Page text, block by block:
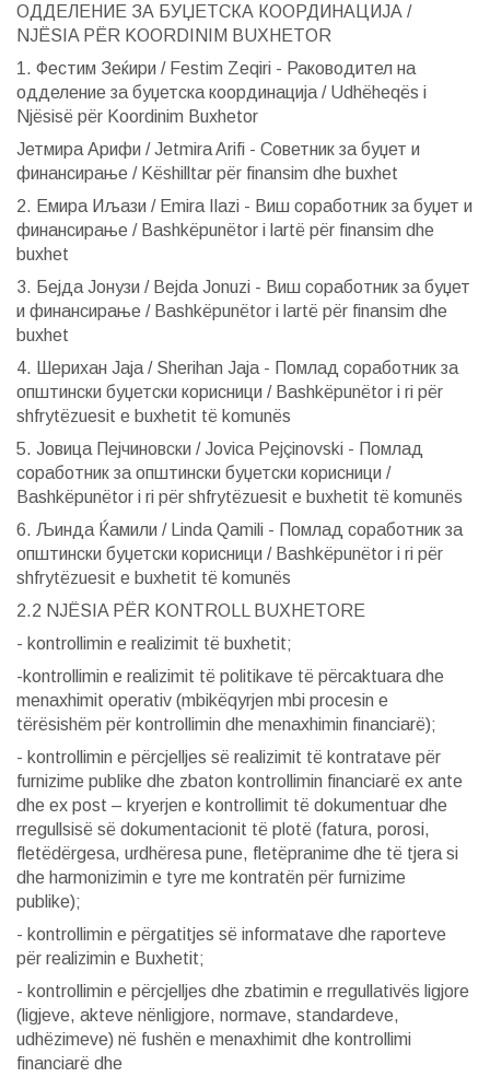
ОДДЕЛЕНИЕ ЗА БУЏЕТСКА КООРДИНАЦИЈА /
NJËSIA PËR KOORDINIM BUXHETOR
1. Фестим Зеќири / Festim Zeqiri - Раководител на
одделение за буџетска координација / Udhëheqës i
Njësisë për Koordinim Buxhetor
Јетмира Арифи / Jetmira Arifi - Советник за буџет и
финансирање / Këshilltar për finansim dhe buxhet
2. Емира Иљази / Emira Ilazi - Виш соработник за буџет и
финансирање / Bashkëpunëtor i lartë për finansim dhe
buxhet
3. Бејда Јонузи / Bejda Jonuzi - Виш соработник за буџет
и финансирање / Bashkëpunëtor i lartë për finansim dhe
buxhet
4. Шерихан Јаја / Sherihan Jaja - Помлад соработник за
општински буџетски корисници / Bashkëpunëtor i ri për
shfrytëzuesit e buxhetit të komunës
5. Јовица Пејчиновски / Jovica Pejçinovski - Помлад
соработник за општински буџетски корисници /
Bashkëpunëtor i ri për shfrytëzuesit e buxhetit të komunës
6. Љинда Ќамили / Linda Qamili - Помлад соработник за
општински буџетски корисници / Bashkëpunëtor i ri për
shfrytëzuesit e buxhetit të komunës
2.2 NJËSIA PËR KONTROLL BUXHETORE
- kontrollimin e realizimit të buxhetit;
-kontrollimin e realizimit të politikave të përcaktuara dhe
menaxhimit operativ (mbikëqyrjen mbi procesin e
tërësishëm për kontrollimin dhe menaxhimin financiarë);
- kontrollimin e përcjelljes së realizimit të kontratave për
furnizime publike dhe zbaton kontrollimin financiarë ex ante
dhe ex post – kryerjen e kontrollimit të dokumentuar dhe
rregullsisë së dokumentacionit të plotë (fatura, porosi,
fletëdërgesa, urdhëresa pune, fletëpranime dhe të tjera si
dhe harmonizimin e tyre me kontratën për furnizime
publike);
- kontrollimin e përgatitjes së informatave dhe raporteve
për realizimin e Buxhetit;
- kontrollimin e përcjelljes dhe zbatimin e rregullativës ligjore
(ligjeve, akteve nënligjore, normave, standardeve,
udhëzimeve) në fushën e menaxhimit dhe kontrollimi
financiarë dhe